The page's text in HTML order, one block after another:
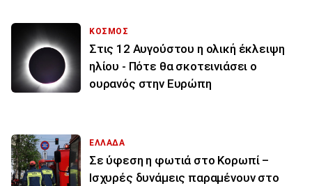
ΚΟΣΜΟΣ
Στις 12 Αυγούστου η ολική έκλειψη
ηλίου - Πότε θα σκοτεινιάσει ο
ουρανός στην Ευρώπη
ΕΛΛΑΔΑ
Σε ύφεση η φωτιά στο Κορωπί –
Ισχυρές δυνάμεις παραμένουν στο